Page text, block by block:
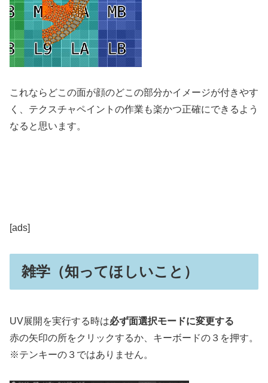
これならどこの面が顔のどこの部分かイメージが付きやす
く、テクスチャペイントの作業も楽かつ正確にできるよう
なると思います。
[ads]
雑学（知ってほしいこと）
UV展開を実行する時は必ず面選択モードに変更する
赤の矢印の所をクリックするか、キーボードの３を押す。
※テンキーの３ではありません。